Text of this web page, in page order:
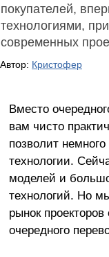
покупателей,
технологиями,
современных
Автор: Кристофер
Вместо
вам чисто
позволит
технологии.
моделей и
технологий. Но
рынок
очередного